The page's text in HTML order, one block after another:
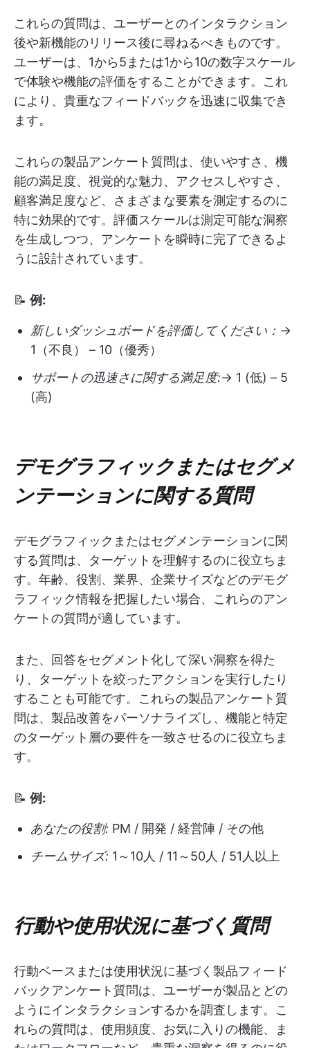
これらの質問は、ユーザーとのインタラクション
後や新機能のリリース後に尋ねるべきものです。
ユーザーは、1から5または1から10の数字スケール
で体験や機能の評価をすることができます。これ
により、貴重なフィードバックを迅速に収集でき
ます。
これらの製品アンケート質問は、使いやすさ、機
能の満足度、視覚的な魅力、アクセスしやすさ、
顧客満足度など、さまざまな要素を測定するのに
特に効果的です。評価スケールは測定可能な洞察
を生成しつつ、アンケートを瞬時に完了できるよ
うに設計されています。
📝 例:
新しいダッシュボードを評価してください： →
1（不良） – 10（優秀）
サポートの迅速さに関する満足度:→ 1 (低) – 5
(高)
デモグラフィックまたはセグメ
ンテーションに関する質問
デモグラフィックまたはセグメンテーションに関
する質問は、ターゲットを理解するのに役立ちま
す。年齢、役割、業界、企業サイズなどのデモグ
ラフィック情報を把握したい場合、これらのアン
ケートの質問が適しています。
また、回答をセグメント化して深い洞察を得た
り、ターゲットを絞ったアクションを実行したり
することも可能です。これらの製品アンケート質
問は、製品改善をパーソナライズし、機能と特定
のターゲット層の要件を一致させるのに役立ちま
す。
📝 例:
あなたの役割: PM / 開発 / 経営陣 / その他
チームサイズ: 1～10人 / 11～50人 / 51人以上
行動や使用状況に基づく質問
行動ベースまたは使用状況に基づく製品フィード
バックアンケート質問は、ユーザーが製品とどの
ようにインタラクションするかを調査します。こ
れらの質問は、使用頻度、お気に入りの機能、ま